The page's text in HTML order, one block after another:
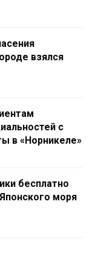
взялся
с
в «Норникеле»
бесплатно
моря